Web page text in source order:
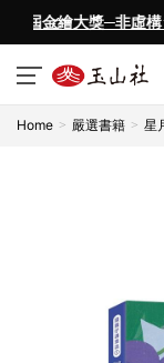
Home 嚴選書籍 星